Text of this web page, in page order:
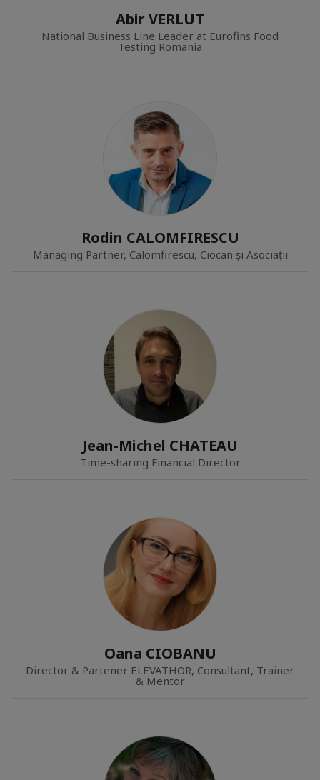
Abir VERLUT
National Business Line Leader at Eurofins Food
Testing Romania
Rodin CALOMFIRESCU
Managing Partner, Calomfirescu, Ciocan și Asociații
Jean-Michel CHATEAU
Time-sharing Financial Director
Oana CIOBANU
Director & Partener ELEVATHOR, Consultant, Trainer
& Mentor